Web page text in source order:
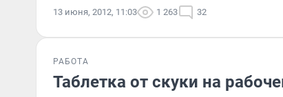
13 июня, 2012, 11:03 1 263 32
РАБОТА
Таблетка от скуки на